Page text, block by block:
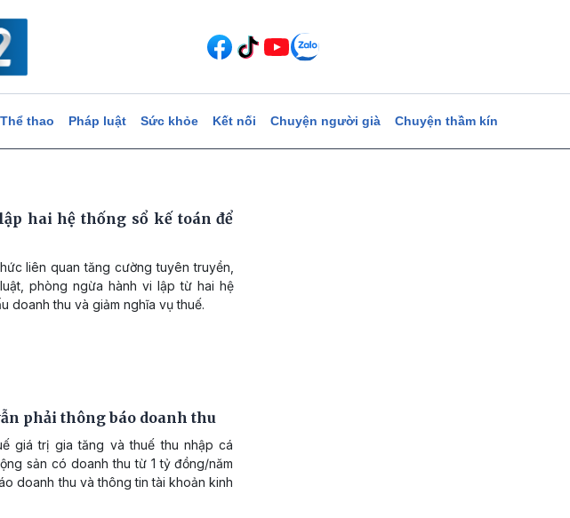
Thể thao Pháp luật Sức khỏe Kết nối Chuyện người già Chuyện thầm kín
hai hệ thống sổ kế toán để
liên quan tăng cường tuyên truyền,
phòng ngừa hành vi lập từ hai hệ
doanh thu và giảm nghĩa vụ thuế.
phải thông báo doanh thu
giá trị gia tăng và thuế thu nhập cá
sản có doanh thu từ 1 tỷ đồng/năm
doanh thu và thông tin tài khoản kinh